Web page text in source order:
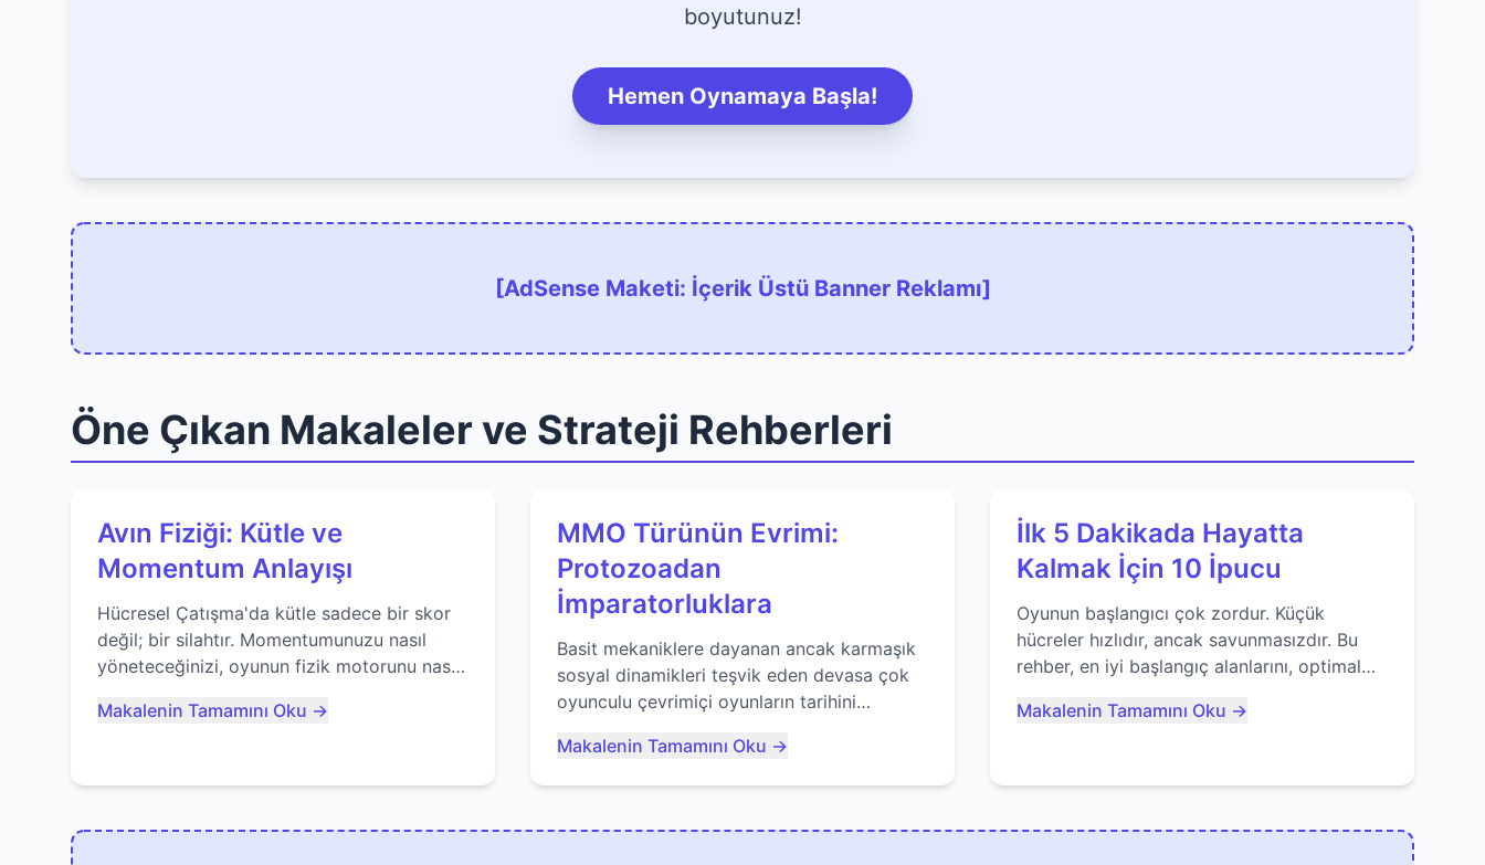
boyutunuz!
Hemen Oynamaya Başla!
[AdSense Maketi: İçerik Üstü Banner Reklamı]
Öne Çıkan Makaleler ve Strateji Rehberleri
Avın Fiziği: Kütle ve
Momentum Anlayışı
Hücresel Çatışma'da kütle sadece bir skor
değil; bir silahtır. Momentumunuzu nasıl
yöneteceğinizi, oyunun fizik motorunu nasıl
nasıl ustalaşacağınızı öğrenin...
Makalenin Tamamını Oku →
MMO Türünün Evrimi:
Protozoadan
İmparatorluklara
Basit mekaniklere dayanan ancak karmaşık
sosyal dinamikleri teşvik eden devasa çok
oyunculu çevrimiçi oyunların tarihini
bakıyoruz...
Makalenin Tamamını Oku →
İlk 5 Dakikada Hayatta
Kalmak İçin 10 İpucu
Oyunun başlangıcı çok zordur. Küçük
hücreler hızlıdır, ancak savunmasızdır. Bu
rehber, en iyi başlangıç alanlarını, optimal
olmaktan nasıl kaçınacağınızı anlatıyor...
Makalenin Tamamını Oku →